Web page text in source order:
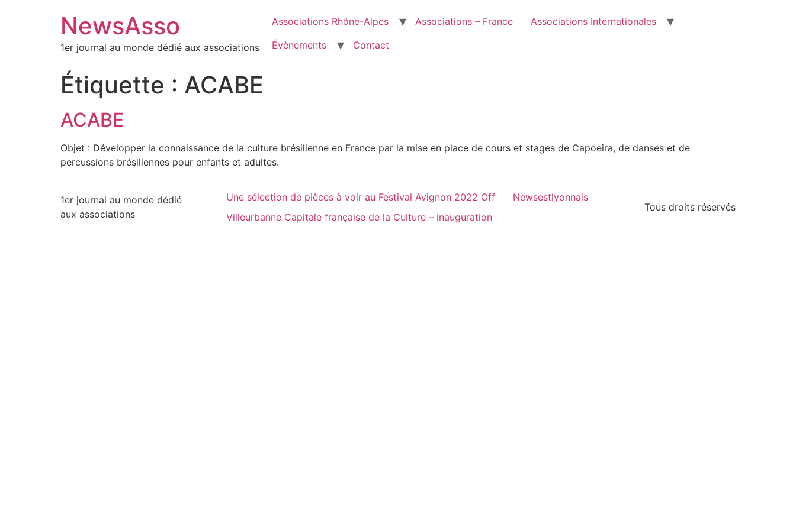
NewsAsso
1er journal au monde dédié aux associations
Associations Rhône-Alpes Associations – France
Associations Internationales
Évènements
Contact
Étiquette : ACABE
ACABE
Objet : Développer la connaissance de la culture brésilienne en France par la mise en place de cours et stages de Capoeira, de danses et de
percussions brésiliennes pour enfants et adultes.
1er journal au monde dédié
aux associations
Une sélection de pièces à voir au Festival Avignon 2022 Off
Newsestlyonnais
Villeurbanne Capitale française de la Culture – inauguration
Tous droits réservés